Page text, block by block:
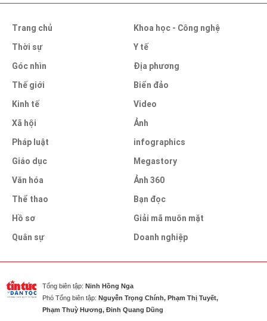
Trang chủ
Thời sự
Góc nhìn
Thế giới
Kinh tế
Xã hội
Pháp luật
Giáo dục
Văn hóa
Thể thao
Hồ sơ
Quân sự
Khoa học - Công nghệ
Y tế
Địa phương
Biển đảo
Video
Ảnh
infographics
Megastory
Ảnh 360
Bạn đọc
Giải mã muôn mặt
Doanh nghiệp
Tổng biên tập: Ninh Hồng Nga
Phó Tổng biên tập: Nguyễn Trọng Chính, Phạm Thị Tuyết,
Phạm Thuỳ Hương, Đinh Quang Dũng